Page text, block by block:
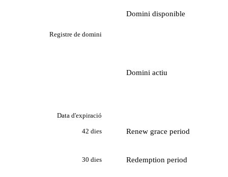
Domini disponible
Registre de domini
Domini actiu
Data d'expiració
42 dies Renew grace period
30 dies Redemption period